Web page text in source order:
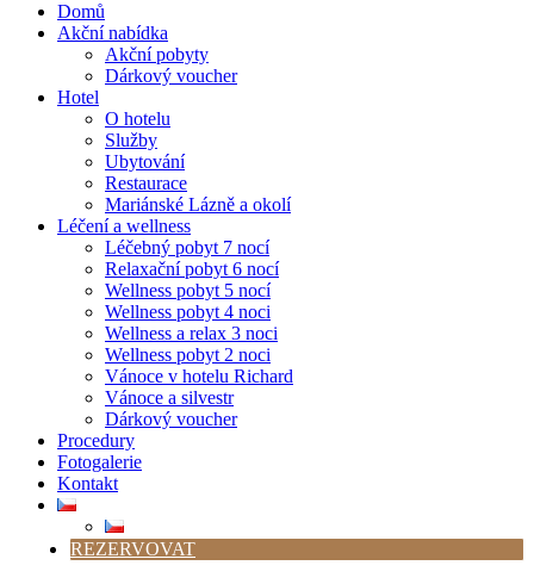
Domů
Akční nabídka
Akční pobyty
Dárkový voucher
Hotel
O hotelu
Služby
Ubytování
Restaurace
Mariánské Lázně a okolí
Léčení a wellness
Léčebný pobyt 7 nocí
Relaxační pobyt 6 nocí
Wellness pobyt 5 nocí
Wellness pobyt 4 noci
Wellness a relax 3 noci
Wellness pobyt 2 noci
Vánoce v hotelu Richard
Vánoce a silvestr
Dárkový voucher
Procedury
Fotogalerie
Kontakt
REZERVOVAT